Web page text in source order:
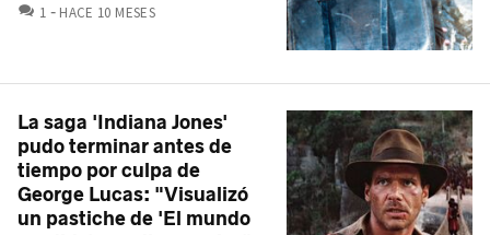
1 COMENTARIOS
HACE 10 MESES
La saga 'Indiana Jones'
pudo terminar antes de
tiempo por culpa de
George Lucas: "Visualizó
un pastiche de 'El mundo